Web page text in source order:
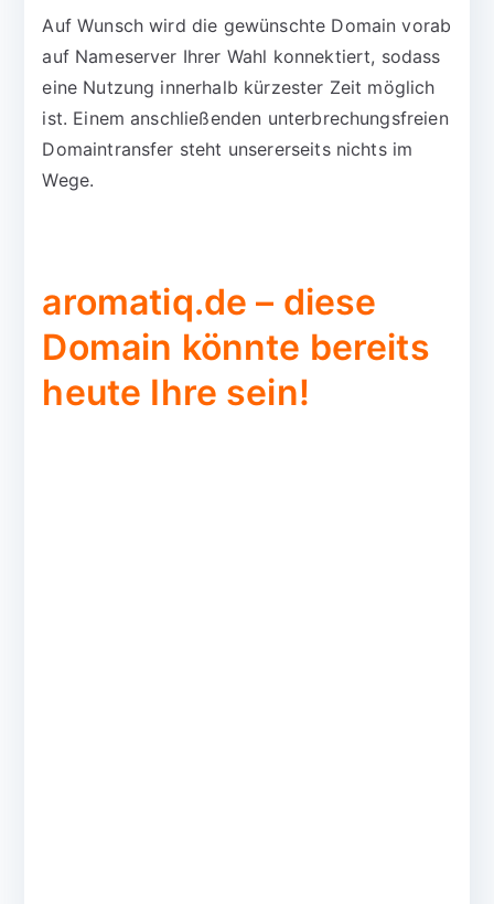
Auf Wunsch wird die gewünschte Domain vorab
auf Nameserver Ihrer Wahl konnektiert, sodass
eine Nutzung innerhalb kürzester Zeit möglich
ist. Einem anschließenden unterbrechungsfreien
Domaintransfer steht unsererseits nichts im
Wege.
aromatiq.de – diese
Domain könnte bereits
heute Ihre sein!